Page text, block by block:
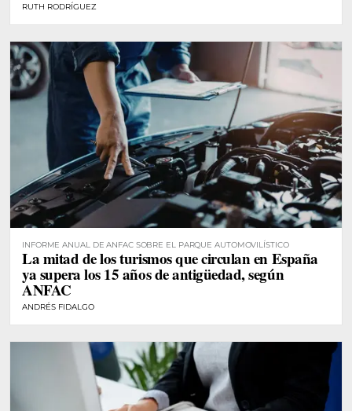
RUTH RODRÍGUEZ
INFORME ANUAL DE ANFAC SOBRE EL PARQUE AUTOMOVILÍSTICO
La mitad de los turismos que circulan en España
ya supera los 15 años de antigüedad, según
ANFAC
ANDRÉS FIDALGO